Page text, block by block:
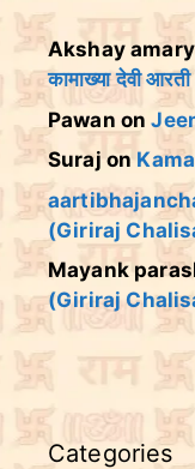
Akshay
कामाख्या देवी आरती
Pawan on
Suraj on
(Giriraj
Mayank
(Giriraj
Categories